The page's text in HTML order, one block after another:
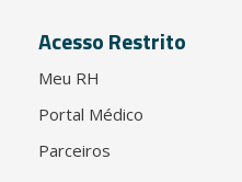
Acesso Restrito
Meu RH
Portal Médico
Parceiros